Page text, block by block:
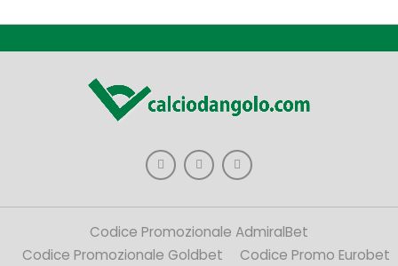
Codice Promozionale AdmiralBet
Codice Promozionale Goldbet
Codice Promo Eurobet